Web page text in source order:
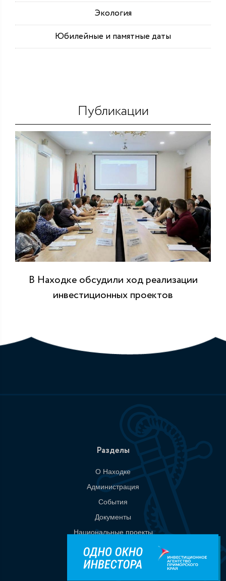
Экология
Юбилейные и памятные даты
Публикации
В Находке обсудили ход реализации
инвестиционных проектов
Разделы
О Находке
Администрация
События
Документы
Национальные проекты
Приемная
Контакты